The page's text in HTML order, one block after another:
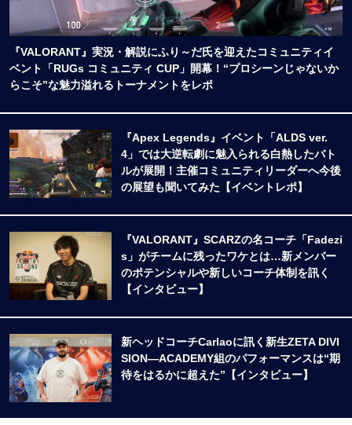
『VALORANT』実況・解説にふり～だ氏を迎えたコミュニティイ
ベント「RUGs コミュニティ CUP」開幕！“プロシーンじゃないか
らこそ”な魅力溢れるトーナメントをレポ
『Apex Legends』イベント「ALDS ver.
4」では大逆転劇に魅入られる白熱したバト
ルが展開！主催コミュニティリーダーへ今後
の展望も聞いてみた【イベントレポ】
『VALORANT』SCARZの名コーチ「Fadezi
s」がチームに残ったワケとは…新メンバー
のポテンシャルや新しいコーチ体制を訊く
【インタビュー】
新ヘッドコーチCarlaoに訊く新生ZETA DIVI
SION―ACADEMY組のパフォーマンスは“期
待をはるかに超えた”【インタビュー】